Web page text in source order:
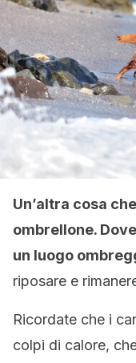
Un’altra cosa
ombrellone.
un luogo
riposare e
Ricordate che i
colpi di calore,